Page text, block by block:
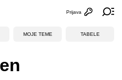
Otvori
Prijava
MOJE TEME TABELE